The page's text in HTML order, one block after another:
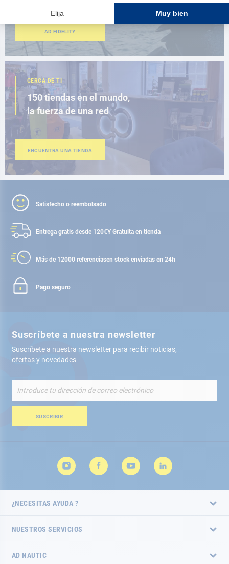
AD FIDELITY
CERCA DE TI
150 tiendas en el mundo,
la fuerza de una red
ENCUENTRA UNA TIENDA
Satisfecho o reembolsado
Entrega gratis desde 120€Y Gratuita en tienda
Más de 12000 referenciasen stock enviadas en 24h
Pago seguro
Suscríbete a nuestra newsletter
Suscríbete a nuestra newsletter para recibir noticias,
ofertas y novedades
nuestro
de
SUSCRIBIR
¿NECESITAS AYUDA ?
NUESTROS SERVICIOS
AD NAUTIC